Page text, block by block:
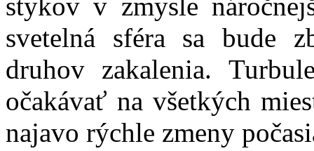
stykov v zmysle
svetelná sféra sa bude
druhov zakalenia.
očakávať na všetkých
najavo rýchle zmeny